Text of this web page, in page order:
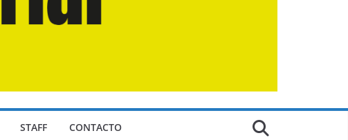
STAFF CONTACTO